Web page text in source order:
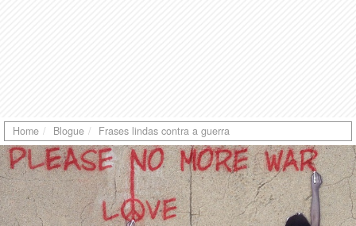
Home Blogue Frases lindas contra a guerra